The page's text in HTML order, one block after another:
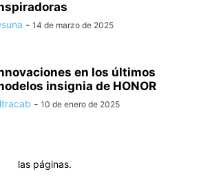
- 14 de marzo de 2025
en los últimos
insignia de HONOR
- 10 de enero de 2025
las páginas.